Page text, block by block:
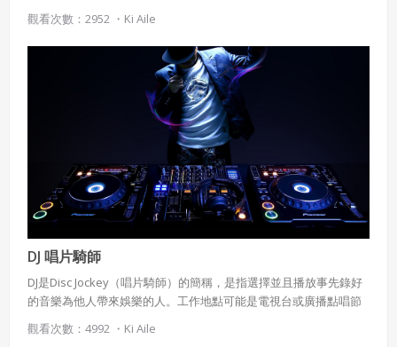
專輯《19》於2008年發行，該專輯並以在英國超過220萬、全球超
過750萬的銷售量獲得7x白金銷售認證，在英國專輯排行榜上得到第
一名佳績，唱片於英國得到四次白金唱片及在美國得到雙白金的成
績，並獲得水星音樂獎提名，贏到商業上和評價上的成功。
觀看次數：2952 ・ Ki Aile
DJ 唱片騎師
DJ是Disc Jockey（唱片騎師）的簡稱，是指選擇並且播放事先錄好
的音樂為他人帶來娛樂的人。工作地點可能是電視台或廣播點唱節
目，或者在其他一些聚會中表演，比如舞廳、舞會或高中舞會。 DJ
有許多不同的類型，以符合不同的表演場合（比如廣播室或舞廳）
觀看次數：4992 ・ Ki Aile